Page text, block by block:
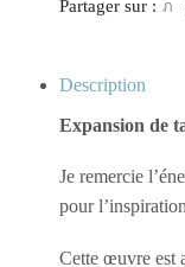
Partager sur :
Description
Expansion de
Je remercie
pour
Cette œuvre est